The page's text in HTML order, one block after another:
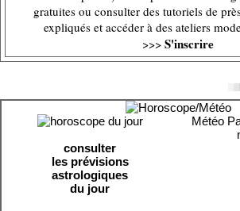
gratuites ou consulter des tutoriels de
expliqués et accéder à des ateliers
>>> S'inscrire
consulter
les prévisions
astrologiques
du jour
Météo